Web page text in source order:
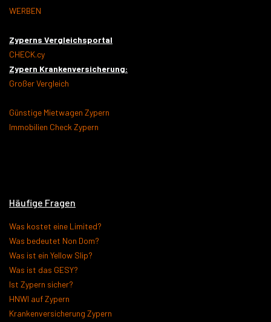
WERBEN
Zyperns Vergleichsportal
CHECK.cy
Zypern Krankenversicherung:
Großer Vergleich
Günstige Mietwagen Zypern
Immobilien Check Zypern
Häufige Fragen
Was kostet eine Limited?
Was bedeutet Non Dom?
Was ist ein Yellow Slip?
Was ist das GESY?
Ist Zypern sicher?
HNWI auf Zypern
Krankenversicherung Zypern